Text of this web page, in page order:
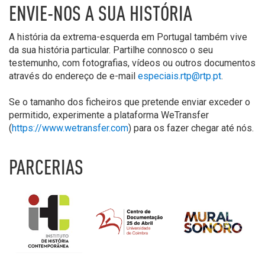
ENVIE-NOS A SUA HISTÓRIA
A história da extrema-esquerda em Portugal também vive
da sua história particular. Partilhe connosco o seu
testemunho, com fotografias, vídeos ou outros documentos
através do endereço de e-mail especiais.rtp@rtp.pt.
Se o tamanho dos ficheiros que pretende enviar exceder o
permitido, experimente a plataforma WeTransfer
(https://www.wetransfer.com) para os fazer chegar até nós.
PARCERIAS